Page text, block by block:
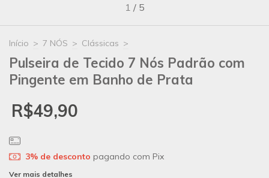
1 / 5
Início > 7 NÓS > Clássicas >
Pulseira de Tecido 7 Nós Padrão com
Pingente em Banho de Prata
R$49,90
3% de desconto pagando com Pix
Ver mais detalhes